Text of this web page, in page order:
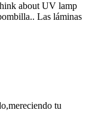
about UV lamp
Las láminas
tu